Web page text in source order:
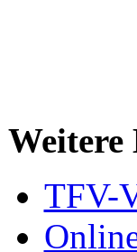
Weitere
TFV-